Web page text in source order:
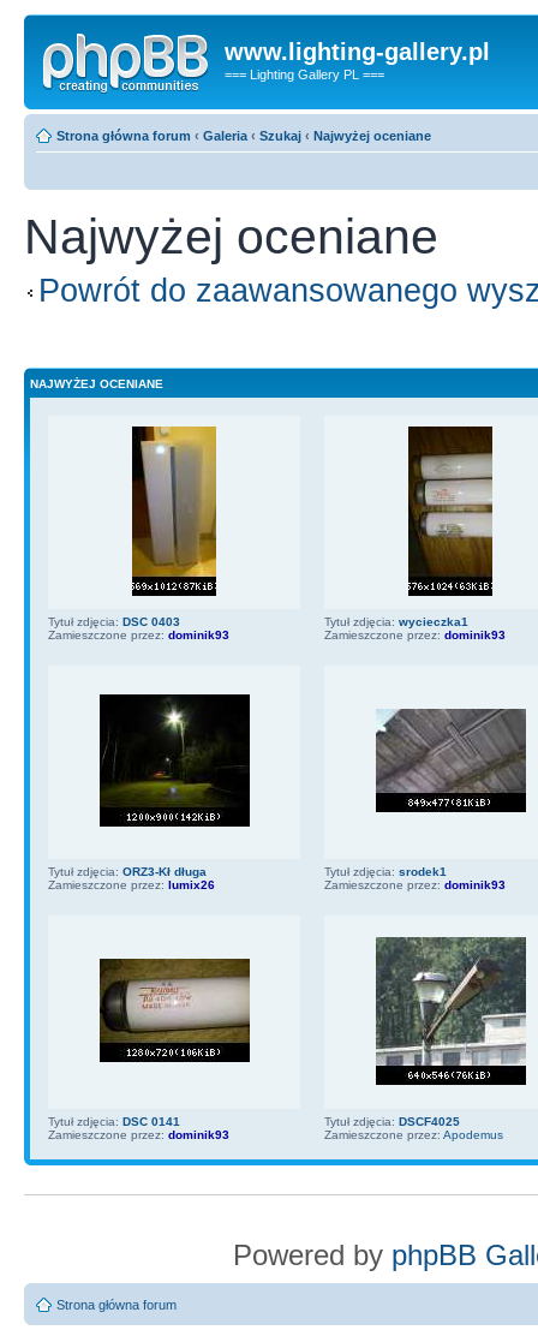
www.lighting-gallery.pl
=== Lighting Gallery PL ===
Strona główna forum ‹ Galeria ‹ Szukaj ‹ Najwyżej oceniane
Najwyżej oceniane
Powrót do zaawansowanego
NAJWYŻEJ OCENIANE
Tytuł zdjęcia: DSC 0403
Zamieszczone przez: dominik93
Tytuł zdjęcia: wycieczka1
Zamieszczone przez: dominik93
Tytuł zdjęcia: ORZ3-Kł długa
Zamieszczone przez: lumix26
Tytuł zdjęcia: srodek1
Zamieszczone przez: dominik93
Tytuł zdjęcia: DSC 0141
Zamieszczone przez: dominik93
Tytuł zdjęcia: DSCF4025
Zamieszczone przez: Apodemus
Powered by phpBB
Strona główna forum